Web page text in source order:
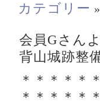
カテゴリー
会員Gさん
背山城跡整
＊＊＊＊＊
＊＊＊＊＊